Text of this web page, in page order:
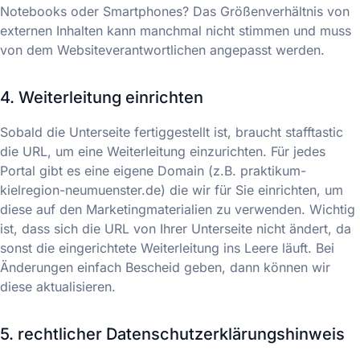
Notebooks oder Smartphones? Das Größenverhältnis von
externen Inhalten kann manchmal nicht stimmen und muss
von dem Websiteverantwortlichen angepasst werden.
4. Weiterleitung einrichten
Sobald die Unterseite fertiggestellt ist, braucht stafftastic
die URL, um eine Weiterleitung einzurichten. Für jedes
Portal gibt es eine eigene Domain (z.B. praktikum-
kielregion-neumuenster.de) die wir für Sie einrichten, um
diese auf den Marketingmaterialien zu verwenden. Wichtig
ist, dass sich die URL von Ihrer Unterseite nicht ändert, da
sonst die eingerichtete Weiterleitung ins Leere läuft. Bei
Änderungen einfach Bescheid geben, dann können wir
diese aktualisieren.
5. rechtlicher Datenschutzerklärungshinweis